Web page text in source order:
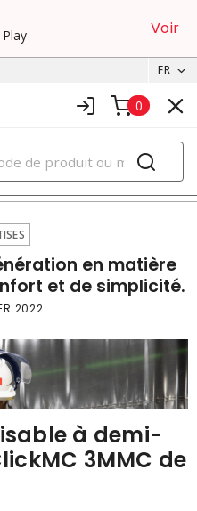
Voir
FR
0
en matière
et de simplicité.
2022
à demi-
3MMC de